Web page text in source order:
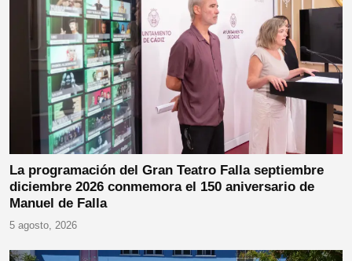
La programación del Gran Teatro Falla septiembre
diciembre 2026 conmemora el 150 aniversario de
Manuel de Falla
5 agosto, 2026